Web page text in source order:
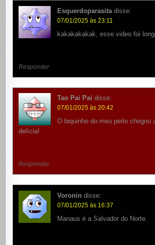
Esquerdoparasita disse:
07/01/2025 às 23:11
kakakakakak, esse video foi
Responder
Tao Pai Pai disse:
07/01/2025 às 20:42
O biquinho do meu peito chegou
delícia!
Responder
Voronin disse:
07/01/2025 às 16:37
Manaus é a Salvador do Norte.